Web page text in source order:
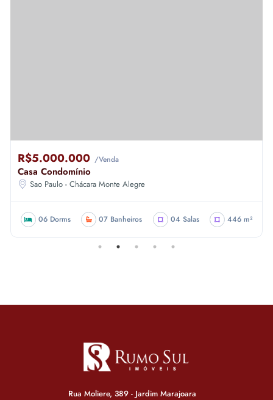
R$5.000.000 /Venda
Casa Condomínio
Sao Paulo - Chácara Monte Alegre
06 Dorms 07 Banheiros 04 Salas 446 m²
Rua Moliere, 389 - Jardim Marajoara